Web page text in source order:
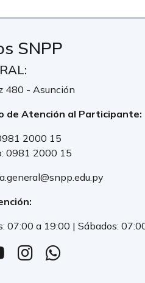
SNPP
480 - Asunción
de Atención al Participante:
2000 15
0981 2000 15
07:00 a 19:00 | Sábados: